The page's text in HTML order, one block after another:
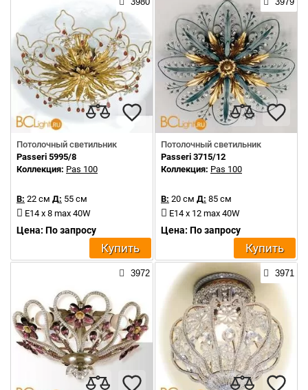
Потолочный светильник
Passeri 5995/8
Коллекция: Pas 100
В: 22 см Д: 55 см
E14 x 8 max 40W
Цена: По запросу
Купить
Потолочный светильник
Passeri 3715/12
Коллекция: Pas 100
В: 20 см Д: 85 см
E14 x 12 max 40W
Цена: По запросу
Купить
3972 3971